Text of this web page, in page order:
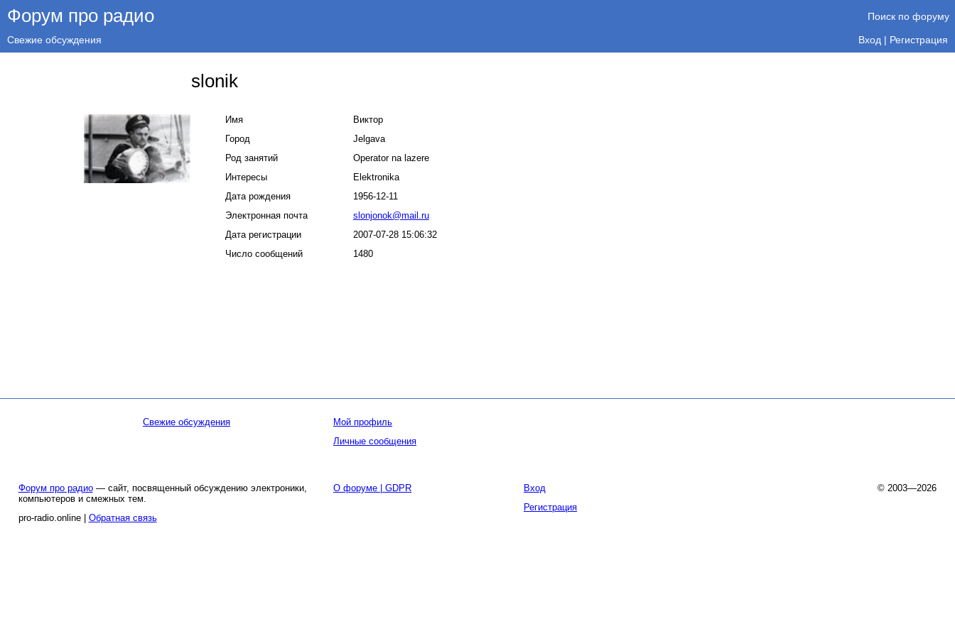
Форум про радио Поиск по форуму
Свежие обсуждения Вход | Регистрация
slonik
Имя
Виктор
Город
Jelgava
Род занятий
Operator na lazere
Интересы
Elektronika
Дата рождения
1956-12-11
Электронная почта
slonjonok@mail.ru
Дата регистрации
2007-07-28 15:06:32
Число сообщений
1480
Свежие обсуждения
Мой профиль
Личные сообщения
Форум про радио— сайт, посвященный обсуждению электроники,
компьютеров и смежных тем.
pro-radio.online | Обратная связь
О форуме | GDPR
Вход
Регистрация
© 2003—2026